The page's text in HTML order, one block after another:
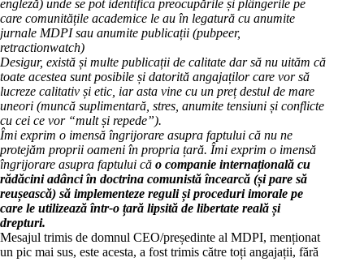
engleză) unde se pot identifica preocupările și plângerile pe
care comunitățile academice le au în legatură cu anumite
jurnale MDPI sau anumite publicații (pubpeer,
retractionwatch)
Desigur, există și multe publicații de calitate dar să nu uităm că
toate acestea sunt posibile și datorită angajaților care vor să
lucreze calitativ și etic, iar asta vine cu un preț destul de mare
uneori (muncă suplimentară, stres, anumite tensiuni și conflicte
cu cei ce vor “mult și repede”).
Îmi exprim o imensă îngrijorare asupra faptului că nu ne
protejăm proprii oameni în propria țară. Îmi exprim o imensă
îngrijorare asupra faptului că o companie internațională cu
rădăcini adânci în doctrina comunistă încearcă (și pare să
reușească) să implementeze reguli și proceduri imorale pe
care le utilizează într-o țară lipsită de libertate reală și
drepturi.
Mesajul trimis de domnul CEO/președinte al MDPI, menționat
un pic mai sus, este acesta, a fost trimis către toți angajații, fără